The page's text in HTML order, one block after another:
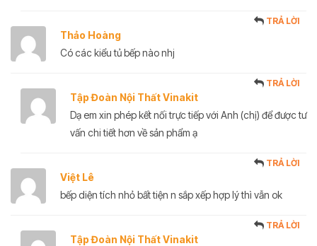
Thảo Hoàng
TRẢ LỜI
Có các kiểu tủ bếp nào nhj
Tập Đoàn Nội Thất Vinakit
TRẢ LỜI
Dạ em xin phép kết nối trực tiếp với Anh (chị) để được tư
vấn chi tiết hơn về sản phẩm ạ
Việt Lê
TRẢ LỜI
bếp diện tích nhỏ bất tiện n sắp xếp hợp lý thì vẫn ok
Tập Đoàn Nội Thất Vinakit
TRẢ LỜI